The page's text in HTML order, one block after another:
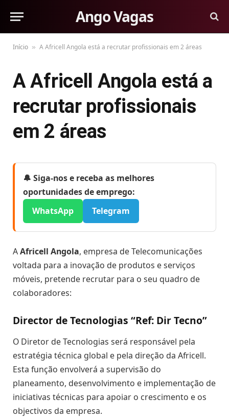
Ango Vagas
Início » A Africell Angola está a recrutar profissionais em 2 áreas
A Africell Angola está a
recrutar profissionais
em 2 áreas
🔔 Siga-nos e receba as melhores
oportunidades de emprego:
WhatsApp
Telegram
AAfricell Angola, empresa de Telecomunicações
voltada para a inovação de produtos e serviços
móveis, pretende recrutar para o seu quadro de
colaboradores:
Director de Tecnologias “Ref: Dir Tecno”
O Diretor de Tecnologias será responsável pela
estratégia técnica global e pela direção da Africell.
Esta função envolverá a supervisão do
planeamento, desenvolvimento e implementação de
iniciativas técnicas para apoiar o crescimento e os
objectivos da empresa.